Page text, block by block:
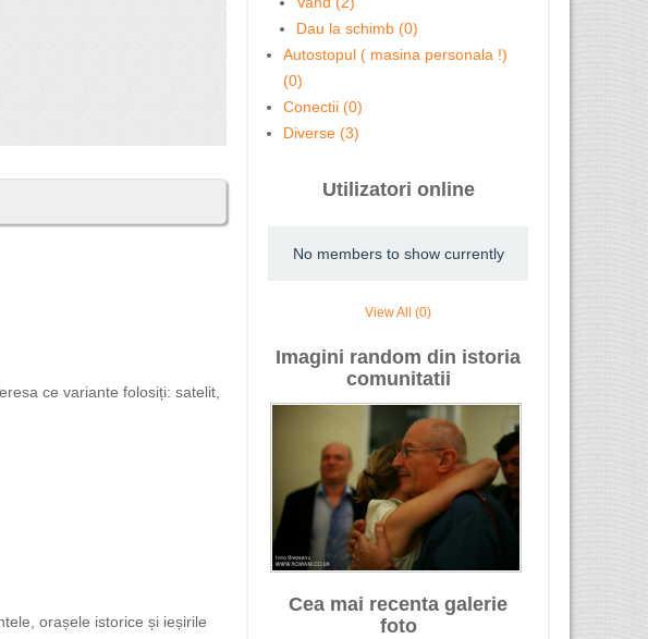
ce variante folosiți: satelit,
orașele istorice și ieșirile
Dau la schimb (0)
Autostopul ( masina personala !)
(0)
Conectii (0)
Diverse (3)
Utilizatori online
No members to show currently
View All (0)
Imagini random din istoria
comunitatii
Cea mai recenta galerie
foto